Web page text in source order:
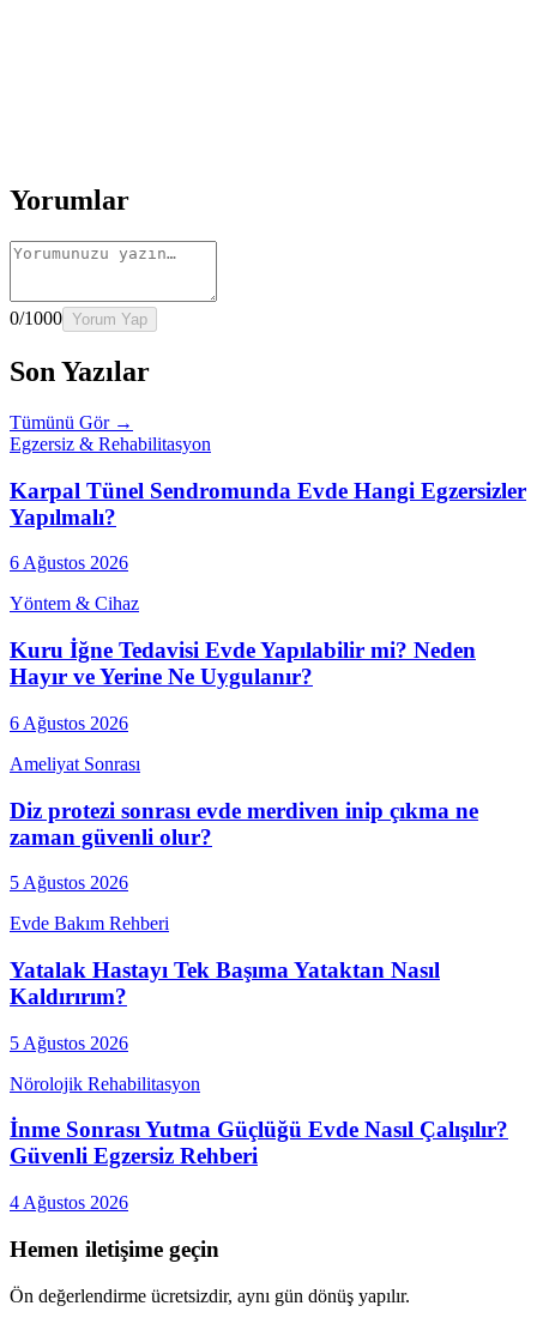
Yorumlar
0/1000 Yorum Yap
Son Yazılar
Tümünü Gör →
Egzersiz & Rehabilitasyon
Karpal Tünel Sendromunda Evde Hangi Egzersizler
Yapılmalı?
6 Ağustos 2026
Yöntem & Cihaz
Kuru İğne Tedavisi Evde Yapılabilir mi? Neden
Hayır ve Yerine Ne Uygulanır?
6 Ağustos 2026
Ameliyat Sonrası
Diz protezi sonrası evde merdiven inip çıkma ne
zaman güvenli olur?
5 Ağustos 2026
Evde Bakım Rehberi
Yatalak Hastayı Tek Başıma Yataktan Nasıl
Kaldırırım?
5 Ağustos 2026
Nörolojik Rehabilitasyon
İnme Sonrası Yutma Güçlüğü Evde Nasıl Çalışılır?
Güvenli Egzersiz Rehberi
4 Ağustos 2026
Hemen iletişime geçin
Ön değerlendirme ücretsizdir, aynı gün dönüş yapılır.